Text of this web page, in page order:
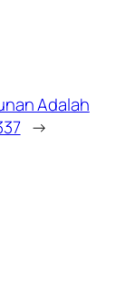
Adalah
→